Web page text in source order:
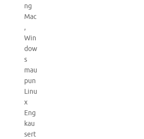
ng
Mac
,
Win
dow
s
mau
pun
Linu
x
Eng
kau
sert